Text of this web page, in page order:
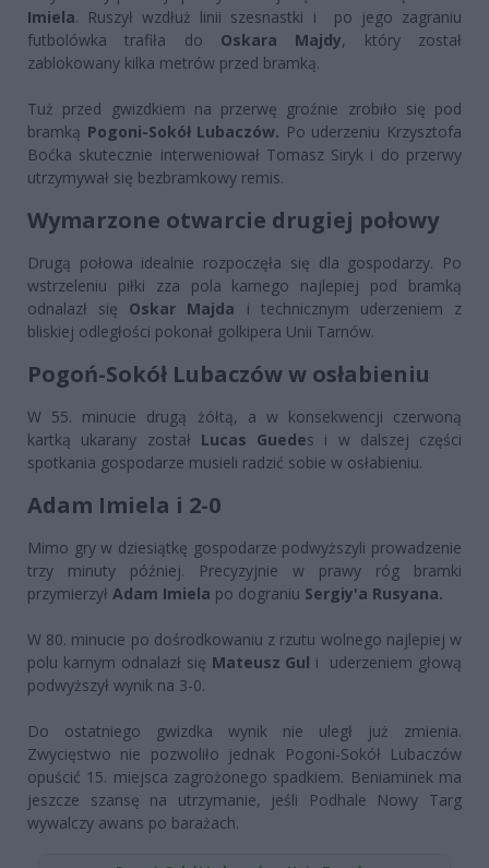
Imiela. Ruszył wzdłuż linii szesnastki i po jego zagraniu
futbolówka trafiła do Oskara Majdy, który został
zablokowany kilka metrów przed bramką.
Tuż przed gwizdkiem na przerwę groźnie zrobiło się pod
bramką Pogoni-Sokół Lubaczów. Po uderzeniu Krzysztofa
Boćka skutecznie interweniował Tomasz Siryk i do przerwy
utrzymywał się bezbramkowy remis.
Wymarzone otwarcie drugiej połowy
Drugą połowa idealnie rozpoczęła się dla gospodarzy. Po
wstrzeleniu piłki zza pola karnego najlepiej pod bramką
odnalazł się Oskar Majda i technicznym uderzeniem z
bliskiej odległości pokonał golkipera Unii Tarnów.
Pogoń-Sokół Lubaczów w osłabieniu
W 55. minucie drugą żółtą, a w konsekwencji czerwoną
kartką ukarany został Lucas Guedes i w dalszej części
spotkania gospodarze musieli radzić sobie w osłabieniu.
Adam Imiela i 2-0
Mimo gry w dziesiątkę gospodarze podwyższyli prowadzenie
trzy minuty później. Precyzyjnie w prawy róg bramki
przymierzył Adam Imiela po dograniu Sergiy'a Rusyana.
W 80. minucie po dośrodkowaniu z rzutu wolnego najlepiej w
polu karnym odnalazł się Mateusz Gul i uderzeniem głową
podwyższył wynik na 3-0.
Do ostatniego gwizdka wynik nie uległ już zmienia.
Zwycięstwo nie pozwoliło jednak Pogoni-Sokół Lubaczów
opuścić 15. miejsca zagrożonego spadkiem. Beniaminek ma
jeszcze szansę na utrzymanie, jeśli Podhale Nowy Targ
wywalczy awans po barażach.